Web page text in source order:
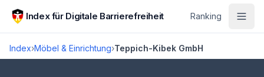
Zum Hauptinhalt springen
Index für Digitale Barrierefreiheit Ranking
Index›Möbel & Einrichtung›Teppich-Kibek GmbH